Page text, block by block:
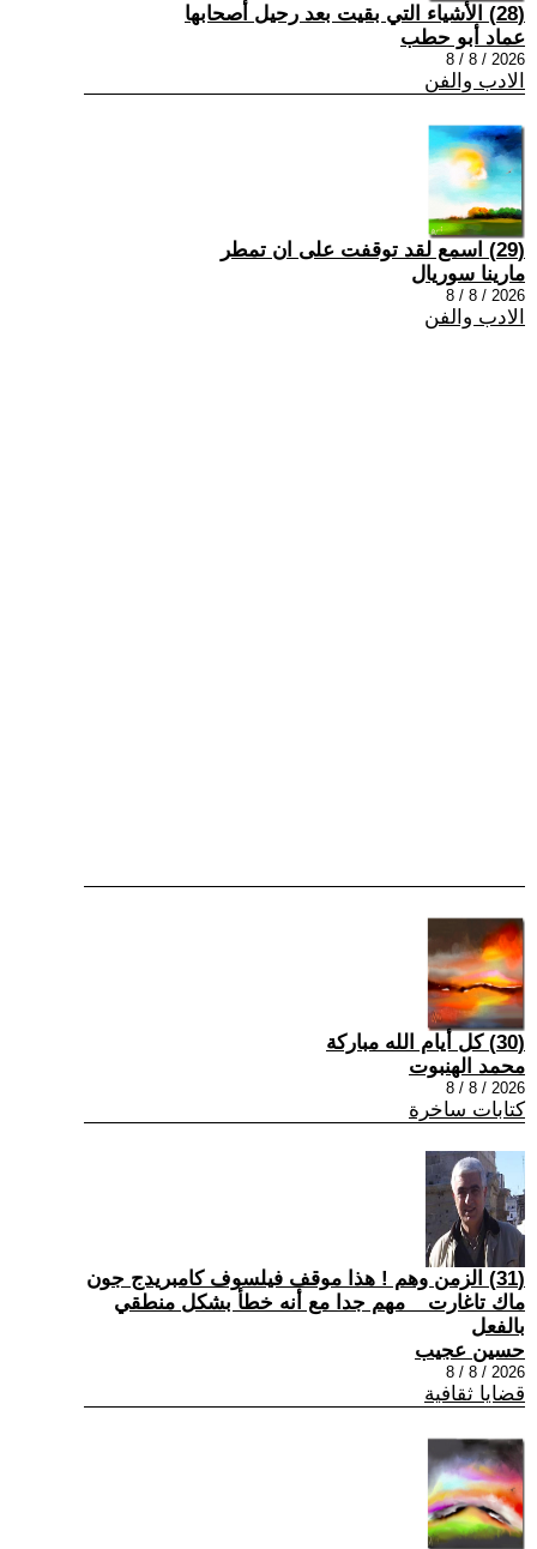
(28) الأشياء التي بقيت بعد رحيل أصحابها
عماد أبو حطب
2026 / 8 / 8
الادب والفن
(29) اسمع لقد توقفت على ان تمطر
مارينا سوريال
2026 / 8 / 8
الادب والفن
(30) كل أيام الله مباركة
محمد الهنبوت
2026 / 8 / 8
كتابات ساخرة
(31) الزمن وهم ! هذا موقف فيلسوف كامبريدج جون
ماك تاغارت _ مهم جدا مع أنه خطأ بشكل منطقي
بالفعل
حسين عجيب
2026 / 8 / 8
قضايا ثقافية